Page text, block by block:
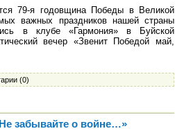
79-я годовщина Победы в Великой
важных праздников нашей страны
в клубе «Гармония» в Буйской
вечер «Звенит Победой май,
(0)
забывайте о войне…»